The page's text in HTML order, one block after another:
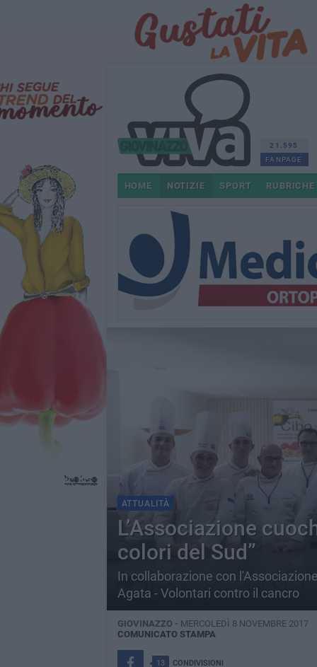
21.595
FANPAGE
HOME NOTIZIE SPORT RUBRICHE
ATTUALITÀ
L’Associazione
colori del Sud”
In collaborazione con
Agata - Volontari contro il cancro
GIOVINAZZO - MERCOLEDÌ 8 NOVEMBRE 2017
COMUNICATO STAMPA
13 CONDIVISIONI